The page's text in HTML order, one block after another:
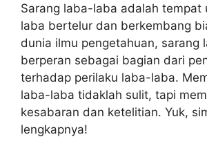
Sarang laba-laba adalah tempat
laba bertelur dan berkembang
dunia ilmu pengetahuan, sarang
berperan sebagai bagian dari
terhadap perilaku laba-laba.
laba-laba tidaklah sulit, tapi
kesabaran dan ketelitian. Yuk,
lengkapnya!